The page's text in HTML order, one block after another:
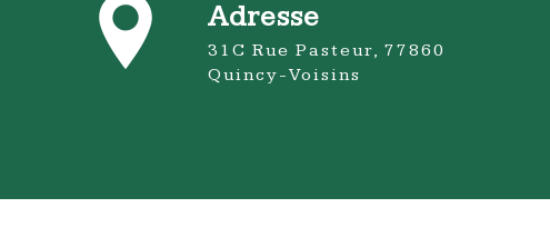
Adresse
31C Rue Pasteur, 77860
Quincy-Voisins